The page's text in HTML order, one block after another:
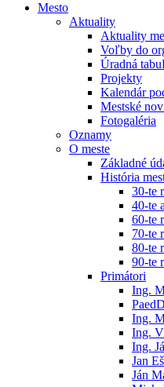
Mesto
Aktuality
Aktuality
Voľby do
Úradná
Projekty
Kalendár
Mestské
Fotogaléria
Oznamy
O meste
Základné
História
30-te
40-te
60-te
70-te
80-te
90-te
Primátori
Ing.
Ing.
Ing.
Ing.
Jan
Ján